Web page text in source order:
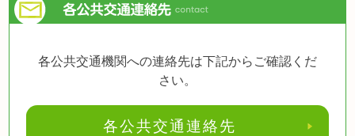
各公共交通機関への連絡先は下記からご確認くだ
さい。
各公共交通連絡先